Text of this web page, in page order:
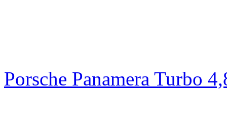
Porsche Panamera Turbo